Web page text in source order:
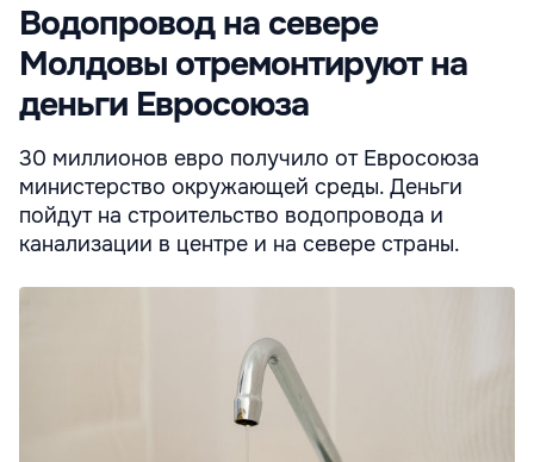
Водопровод на севере
Молдовы отремонтируют на
деньги Евросоюза
30 миллионов евро получило от Евросоюза
министерство окружающей среды. Деньги
пойдут на строительство водопровода и
канализации в центре и на севере страны.